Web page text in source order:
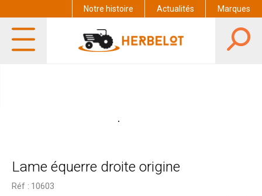
Notre histoire Actualités Marques
Lame équerre droite origine
Réf : 10603